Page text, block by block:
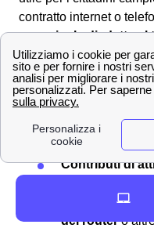
contratto internet o
eseguire la disdetta al
L'unico modo per i
ilmodulo per la disdetta
edinviarlo al provider
disdetta. Spesso la
saranno addebitati a
Contributi di
Penali per
del routero